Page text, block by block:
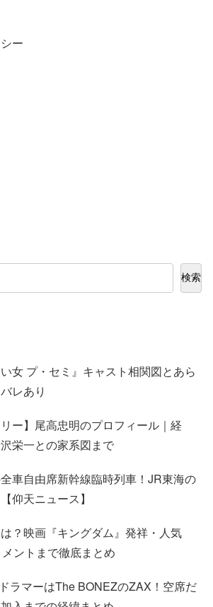
ー
検索
女 プ・セミ』キャスト相関図とあら
レあり
リー】尾高忠明のプロフィール｜経
栄一との家系図まで
車自由席新幹線臨時列車！JR東海の
仰天ニュース】
？映画『キングダム』発祥・人気
ントまで徹底まとめ
ラマーはThe BONEZのZAX！空席だ